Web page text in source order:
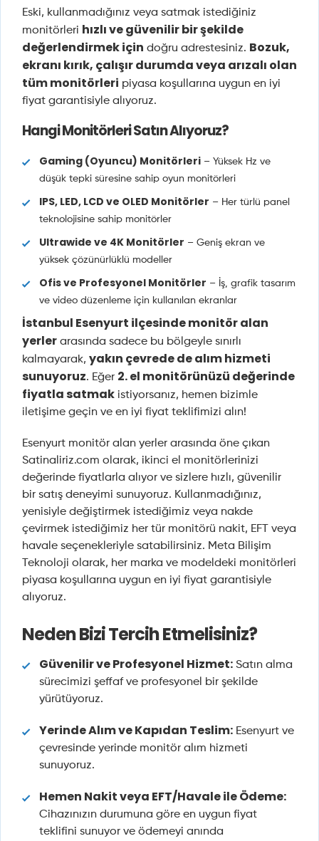
Eski, kullanmadığınız veya satmak istediğiniz
monitörleri hızlı ve güvenilir bir şekilde
değerlendirmek için doğru adrestesiniz. Bozuk,
ekranı kırık, çalışır durumda veya arızalı olan
tüm monitörleri piyasa koşullarına uygun en iyi
fiyat garantisiyle alıyoruz.
Hangi Monitörleri Satın Alıyoruz?
Gaming (Oyuncu) Monitörleri – Yüksek Hz ve
düşük tepki süresine sahip oyun monitörleri
IPS, LED, LCD ve OLED Monitörler – Her türlü panel
teknolojisine sahip monitörler
Ultrawide ve 4K Monitörler – Geniş ekran ve
yüksek çözünürlüklü modeller
Ofis ve Profesyonel Monitörler – İş, grafik tasarım
ve video düzenleme için kullanılan ekranlar
İstanbul Esenyurt ilçesinde monitör alan
yerler arasında sadece bu bölgeyle sınırlı
kalmayarak, yakın çevrede de alım hizmeti
sunuyoruz. Eğer 2. el monitörünüzü değerinde
fiyatla satmak istiyorsanız, hemen bizimle
iletişime geçin ve en iyi fiyat teklifimizi alın!
Esenyurt monitör alan yerler arasında öne çıkan
Satinaliriz.com olarak, ikinci el monitörlerinizi
değerinde fiyatlarla alıyor ve sizlere hızlı, güvenilir
bir satış deneyimi sunuyoruz. Kullanmadığınız,
yenisiyle değiştirmek istediğimiz veya nakde
çevirmek istediğimiz her tür monitörü nakit, EFT veya
havale seçenekleriyle satabilirsiniz. Meta Bilişim
Teknoloji olarak, her marka ve modeldeki monitörleri
piyasa koşullarına uygun en iyi fiyat garantisiyle
alıyoruz.
Neden Bizi Tercih Etmelisiniz?
Güvenilir ve Profesyonel Hizmet: Satın alma
sürecimizi şeffaf ve profesyonel bir şekilde
yürütüyoruz.
Yerinde Alım ve Kapıdan Teslim: Esenyurt ve
çevresinde yerinde monitör alım hizmeti
sunuyoruz.
Hemen Nakit veya EFT/Havale ile Ödeme:
Cihazınızın durumuna göre en uygun fiyat
teklifini sunuyor ve ödemeyi anında